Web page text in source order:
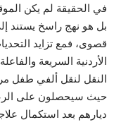
في الحقيقة لم يكن
بل هو نهج راسخ يستند
قصوى، فمع تزايد
الأردنية السريعة
النقل لنقل ألفي طفل
حيث سيحصلون على
ديارهم بعد استكمال